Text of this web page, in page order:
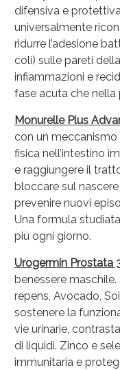
difensiva e
universalmente
ridurre l’adesione
coli) sulle pareti
infiammazioni e
fase acuta che nella
Monurelle Plus
con un meccanismo
fisica nell’intestino
e raggiungere il
bloccare sul
prevenire nuovi
Una formula
più ogni giorno.
Urogermin Prostata
benessere
repens, Avocado,
sostenere la
vie urinarie,
di liquidi. Zinco e
immunitaria e